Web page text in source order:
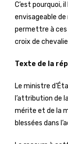
C’est pourquoi,
envisageable
permettre à ces
croix de
Texte de la
Le ministre
l’attribution de
mérite et de la
blessées dans